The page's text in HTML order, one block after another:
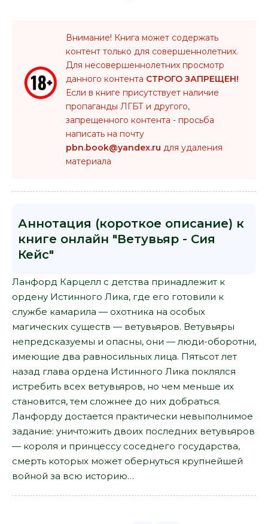
Внимание! Книга может содержать
контент только для совершеннолетних.
Для несовершеннолетних просмотр
данного контента СТРОГО ЗАПРЕЩЕН!
Если в книге присутствует наличие
пропаганды ЛГБТ и другого,
запрещенного контента - просьба
написать на почту
pbn.book@yandex.ru для удаления
материала
Аннотация (короткое описание) к
книге онлайн "Ветувьяр - Сия
Кейс"
Ланфорд Карцелл с детства принадлежит к
ордену Истинного Лика, где его готовили к
службе камарила — охотника на особых
магических существ — ветувьяров. Ветувьяры
непредсказуемы и опасны, они — люди-оборотни,
имеющие два равносильных лица. Пятьсот лет
назад глава ордена Истинного Лика поклялся
истребить всех ветувьяров, но чем меньше их
становится, тем сложнее до них добраться.
Ланфорду достается практически невыполнимое
задание: уничтожить двоих последних ветувьяров
— короля и принцессу соседнего государства,
смерть которых может обернуться крупнейшей
войной за всю историю…